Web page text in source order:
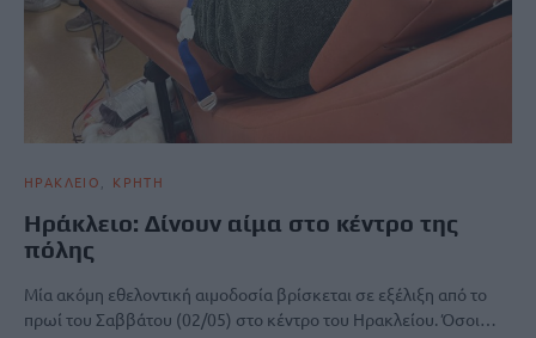
ΗΡΑΚΛΕΙΟ ΚΡΗΤΗ
Ηράκλειο: Δίνουν αίμα στο κέντρο της
πόλης
Mία ακόμη εθελοντική αιμοδοσία βρίσκεται σε εξέλιξη από το
πρωί του Σαββάτου (02/05) στο κέντρο του Ηρακλείου. Όσοι…